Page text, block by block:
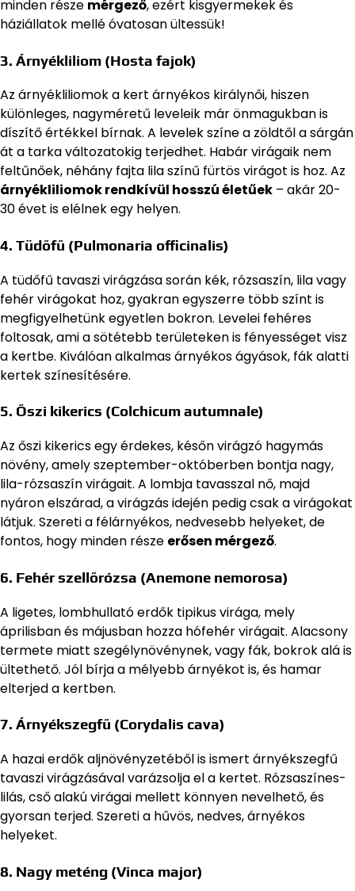
minden része mérgező, ezért kisgyermekek és
háziállatok mellé óvatosan ültessük!
3. Árnyékliliom (Hosta fajok)
Az árnyékliliomok a kert árnyékos királynői, hiszen
különleges, nagyméretű leveleik már önmagukban is
díszítő értékkel bírnak. A levelek színe a zöldtől a sárgán
át a tarka változatokig terjedhet. Habár virágaik nem
feltűnőek, néhány fajta lila színű fürtös virágot is hoz. Az
árnyékliliomok rendkívül hosszú életűek – akár 20-
30 évet is elélnek egy helyen.
4. Tüdőfű (Pulmonaria officinalis)
A tüdőfű tavaszi virágzása során kék, rózsaszín, lila vagy
fehér virágokat hoz, gyakran egyszerre több színt is
megfigyelhetünk egyetlen bokron. Levelei fehéres
foltosak, ami a sötétebb területeken is fényességet visz
a kertbe. Kiválóan alkalmas árnyékos ágyások, fák alatti
kertek színesítésére.
5. Őszi kikerics (Colchicum autumnale)
Az őszi kikerics egy érdekes, későn virágzó hagymás
növény, amely szeptember-októberben bontja nagy,
lila-rózsaszín virágait. A lombja tavasszal nő, majd
nyáron elszárad, a virágzás idején pedig csak a virágokat
látjuk. Szereti a félárnyékos, nedvesebb helyeket, de
fontos, hogy minden része erősen mérgező.
6. Fehér szellőrózsa (Anemone nemorosa)
A ligetes, lombhullató erdők tipikus virága, mely
áprilisban és májusban hozza hófehér virágait. Alacsony
termete miatt szegélynövénynek, vagy fák, bokrok alá is
ültethető. Jól bírja a mélyebb árnyékot is, és hamar
elterjed a kertben.
7. Árnyékszegfű (Corydalis cava)
A hazai erdők aljnövényzetéből is ismert árnyékszegfű
tavaszi virágzásával varázsolja el a kertet. Rózsaszínes-
lilás, cső alakú virágai mellett könnyen nevelhető, és
gyorsan terjed. Szereti a hűvös, nedves, árnyékos
helyeket.
8. Nagy meténg (Vinca major)